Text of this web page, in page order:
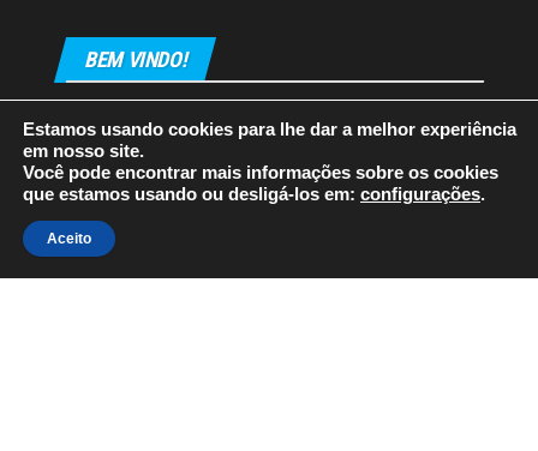
BEM VINDO!
Estamos usando cookies para lhe dar a melhor experiência
em nosso site.
Você pode encontrar mais informações sobre os cookies
que estamos usando ou desligá-los em: configurações.
Aceito